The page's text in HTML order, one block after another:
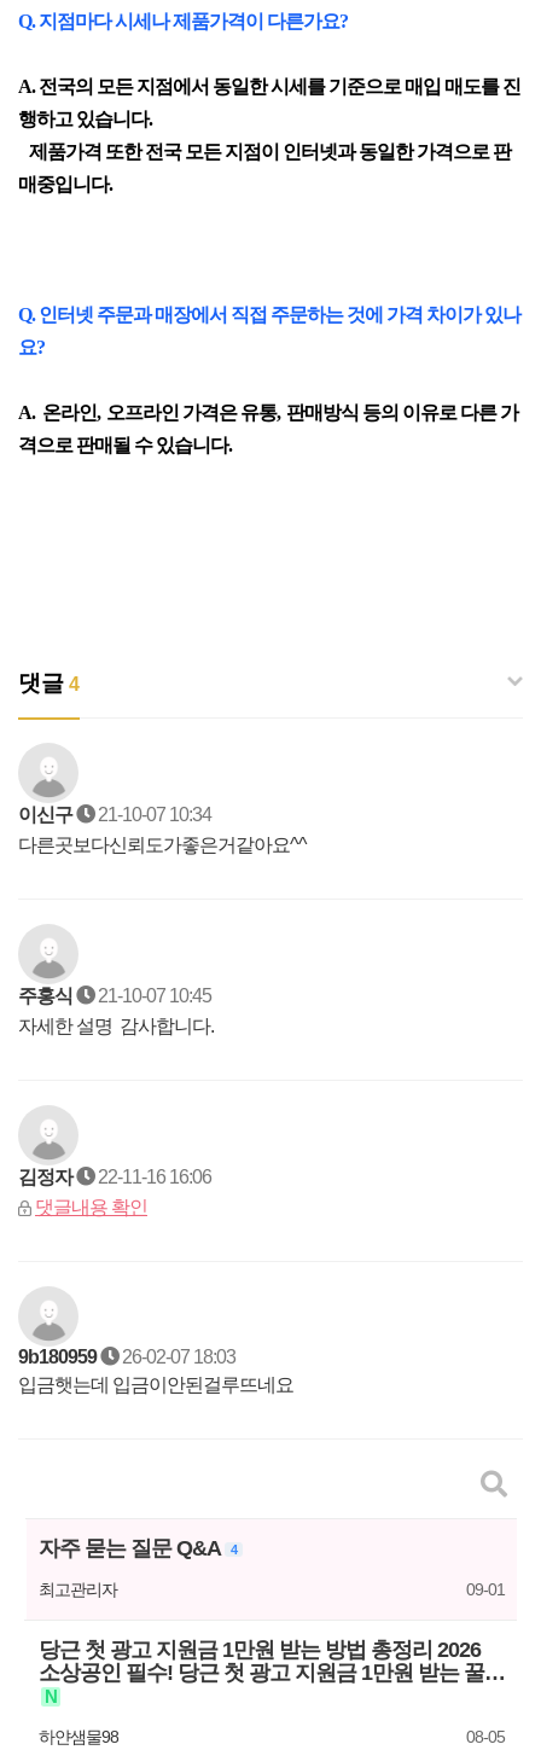
Q. 지점마다 시세나 제품가격이 다른가요?
A. 전국의 모든 지점에서 동일한 시세를 기준으로 매입 매도를 진
행하고 있습니다.
제품가격 또한 전국 모든 지점이 인터넷과 동일한 가격으로 판
매중입니다.
Q. 인터넷 주문과 매장에서 직접 주문하는 것에 가격 차이가 있나
요?
A. 온라인, 오프라인 가격은 유통, 판매방식 등의 이유로 다른 가
격으로 판매될 수 있습니다.
댓글 4
이신구
21-10-07 10:34
다른곳보다신뢰도가좋은거같아요^^
주홍식
21-10-07 10:45
자세한 설명 감사합니다.
김정자
22-11-16 16:06
댓글내용 확인
9b180959
26-02-07 18:03
입금햇는데 입금이안된걸루뜨네요
자주 묻는 질문 Q&A 4
최고관리자 09-01
당근 첫 광고 지원금 1만원 받는 방법 총정리 2026
소상공인 필수! 당근 첫 광고 지원금 1만원 받는 꿀…
N
하얀샘물98 08-05